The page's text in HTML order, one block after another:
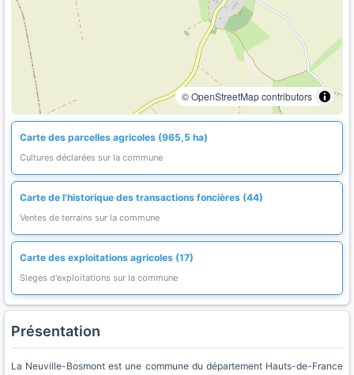
© OpenStreetMap contributors
Carte des parcelles agricoles (965,5 ha)
Cultures déclarées sur la commune
Carte de l'historique des transactions foncières (44)
Ventes de terrains sur la commune
Carte des exploitations agricoles (17)
Sieges d'exploitations sur la commune
Présentation
La Neuville-Bosmont est une commune du département Hauts-de-France